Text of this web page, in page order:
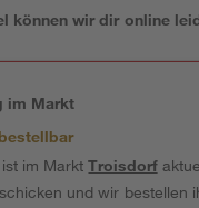
können wir dir online
im Markt
ist im MarktTroisdorf
und wir bestellen